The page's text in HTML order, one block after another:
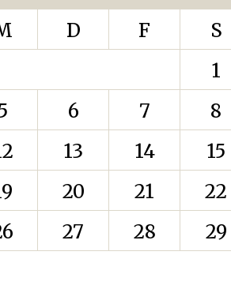
D F S
1
6 7 8
13 14 15
20 21 22
27 28 29